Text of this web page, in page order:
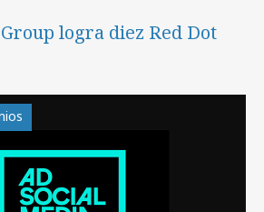
logra diez Red Dot